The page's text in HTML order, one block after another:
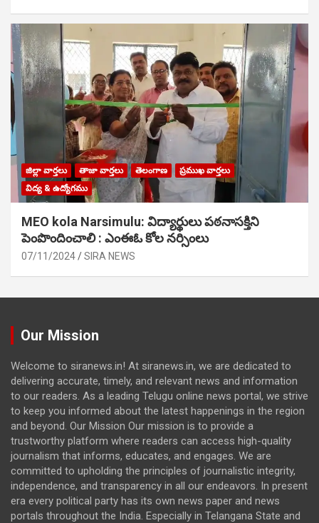
జిల్లా వార్తలు తాజా వార్తలు తెలంగాణ
ప్రముఖ వార్తలు
విద్య & ఉద్యోగము
MEO kola Narsimulu: విద్యార్థులు పఠ‌నాసక్తిని
పెంపొందించాలి : ఎంఈఓ కోల నర్సింలు
07/11/2024 SIRA NEWS
Our Mission
Welcome to siranews.in! At siranews.in, we are dedicated to
delivering accurate, timely, and relevant news and information
to our readers. As a leading Telugu online news portal, we strive
to keep you informed about the latest happenings in the region
and beyond. Our Mission Our mission is to provide a
trustworthy platform where readers can access high-quality
journalism that informs, educates, and engages. We are
committed to upholding the principles of journalistic integrity,
independence, and transparency in all our endeavors. In present
era every political party has its own news paper and news
portals throughout the India. Especially in Telangana State and